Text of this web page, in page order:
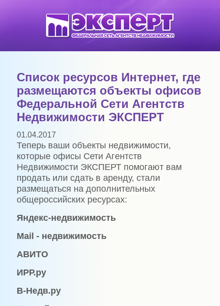
Список ресурсов Интернет, где
размещаются объекты офисов
Федеральной Сети Агентств
Недвижимости ЭКСПЕРТ
01.04.2017
Теперь ваши объекты недвижимости,
которые офисы Сети Агентств
Недвижимости ЭКСПЕРТ помогают вам
продать или сдать в аренду, стали
размещаться на дополнительных
общероссийских ресурсах:
Яндекс-недвижимость
Mail - недвижимость
АВИТО
ИРР.ру
В-Недв.ру